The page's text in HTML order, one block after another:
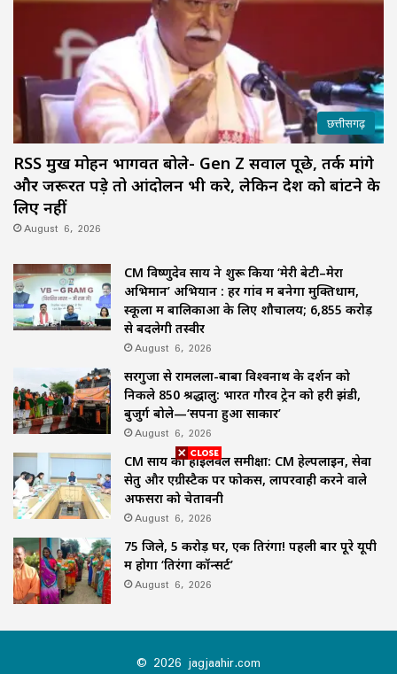
छत्तीसगढ़
RSS प्रमुख मोहन भागवत बोले- Gen Z सवाल पूछे, तर्क मांगे
और जरूरत पड़े तो आंदोलन भी करे, लेकिन देश को बांटने के
लिए नहीं
August 6, 2026
CM विष्णुदेव साय ने शुरू किया ‘मेरी बेटी–मेरा
अभिमान’ अभियान : हर गांव में बनेगा मुक्तिधाम,
स्कूलों में बालिकाओं के लिए शौचालय; 6,855 करोड़
से बदलेगी तस्वीर
August 6, 2026
सरगुजा से रामलला-बाबा विश्वनाथ के दर्शन को
निकले 850 श्रद्धालु: भारत गौरव ट्रेन को हरी झंडी,
बुजुर्ग बोले—‘सपना हुआ साकार’
August 6, 2026
CM साय की हाईलेवल समीक्षा: CM हेल्पलाइन, सेवा
सेतु और एग्रीस्टैक पर फोकस, लापरवाही करने वाले
अफसरों को चेतावनी
August 6, 2026
75 जिले, 5 करोड़ घर, एक तिरंगा! पहली बार पूरे यूपी
में होगा ‘तिरंगा कॉन्सर्ट’
August 6, 2026
© 2026 jagjaahir.com